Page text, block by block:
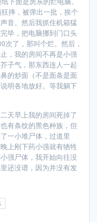
摔，被弹出一批，挨个
音。然后我抓住机箱猛
毕，把电脑挪到门口头
次了，那叫个烂。然后，
，我的房间不再是小强
子气，那东西连人一起
的炒面（不是面条是面
明各地放好。等我躺下
天早上我的房间死掉了
有条纹的黑色种族，但
一小堆尸体，过道里
上刚下药小强就有牺牲
强尸体，我开始向往没
还没谱，因为并没有发